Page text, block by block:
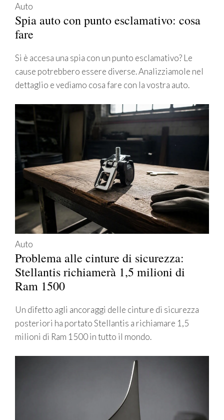
Auto
Spia auto con punto esclamativo: cosa
fare
Si è accesa una spia con un punto esclamativo? Le
cause potrebbero essere diverse. Analizziamole nel
dettaglio e vediamo cosa fare con la vostra auto.
Auto
Problema alle cinture di sicurezza:
Stellantis richiamerà 1,5 milioni di
Ram 1500
Un difetto agli ancoraggi delle cinture di sicurezza
posteriori ha portato Stellantis a richiamare 1,5
milioni di Ram 1500 in tutto il mondo.